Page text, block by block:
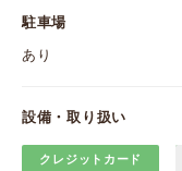
駐車場
あり
設備・取り扱い
クレジットカード